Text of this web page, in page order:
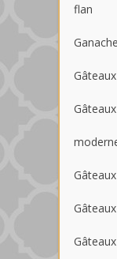
flan
Ganache